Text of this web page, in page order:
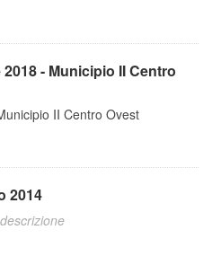
- Municipio II Centro
II Centro Ovest
2014